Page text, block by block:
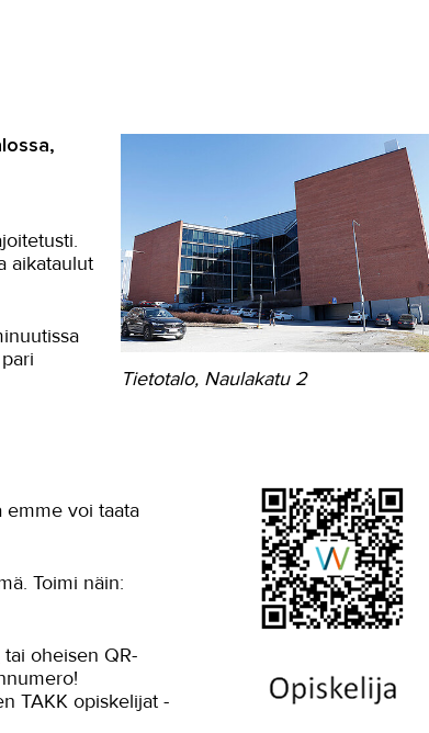
Tietotalo, Naulakatu 2
aikataulut
emme voi taata
Toimi näin:
tai oheisen QR-
TAKK opiskelijat -